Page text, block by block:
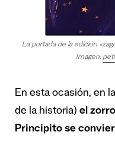
La portada de la edición
Imagen:
En esta ocasión, en
de la historia) el
Principito se